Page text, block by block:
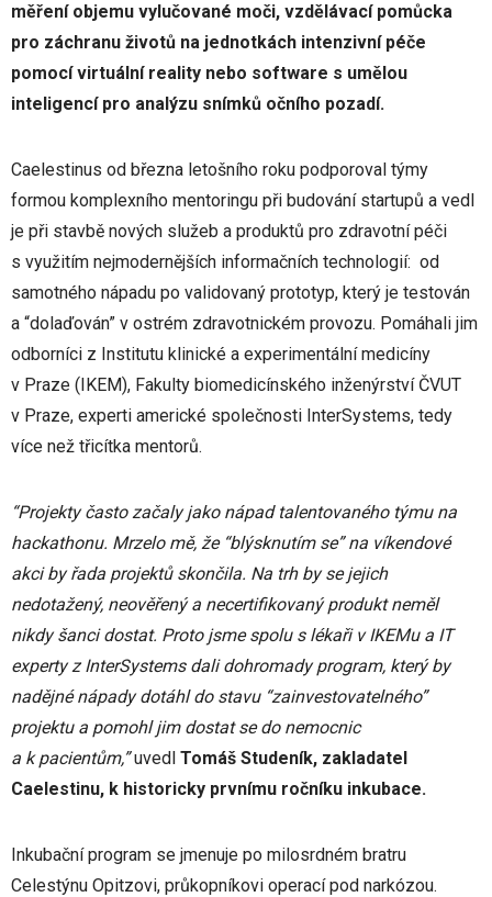
měření objemu vylučované moči, vzdělávací pomůcka
pro záchranu životů na jednotkách intenzivní péče
pomocí virtuální reality nebo software s umělou
inteligencí pro analýzu snímků očního pozadí.
Caelestinus od března letošního roku podporoval týmy
formou komplexního mentoringu při budování startupů a vedl
je při stavbě nových služeb a produktů pro zdravotní péči
s využitím nejmodernějších informačních technologií: od
samotného nápadu po validovaný prototyp, který je testován
a “dolaďován”​ ​v ostrém zdravotnickém provozu. Pomáhali jim
odborníci z Institutu klinické a experimentální medicíny
v Praze (IKEM), Fakulty biomedicínského inženýrství ČVUT
v Praze, experti americké společnosti InterSystems, tedy
více než třicítka mentorů.
“Projekty často začaly jako nápad talentovaného týmu na
hackathonu. Mrzelo mě, že “blýsknutím se” na víkendové
akci by řada projektů skončila. Na trh by se jejich
nedotažený, neověřený a necertifikovaný produkt neměl
nikdy šanci dostat. Proto jsme spolu s lékaři v IKEMu a IT
experty z InterSystems dali dohromady program, který by
nadějné nápady dotáhl do stavu “zainvestovatelného”
projektu a pomohl jim dostat se do nemocnic
a k pacientům,”uvedl Tomáš Studeník, zakladatel
Caelestinu, k historicky prvnímu ročníku inkubace.
Inkubační program se jmenuje po milosrdném bratru
Celestýnu Opitzovi, průkopníkovi operací pod narkózou.